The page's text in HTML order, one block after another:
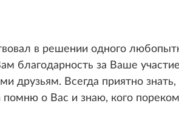
в решении одного
благодарность за Ваше
Всегда приятно знать,
о Вас и знаю, кого